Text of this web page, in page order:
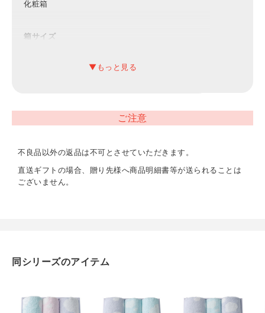
化粧箱
箱サイズ
340×750mm）･ウォッシュタオル（約340×350mm）×各
1、タオルハンカチ（約220×220mm）×2
ご注意
不良品以外の返品は不可とさせていただきます。
直送ギフトの場合、贈り先様へ商品明細書等が送られることは
ございません。
同シリーズのアイテム